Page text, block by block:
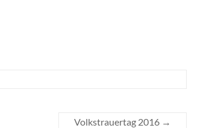
Volkstrauertag 2016 →